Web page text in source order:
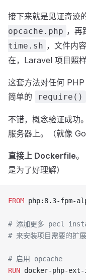
接下来就是见证奇迹
opcache.php ，再
time.sh ，文件内
在，Laravel 项目照
这套方法对任何
简单的
require()
不错，概念验证成功
服务器上。（就像
直接上 Dockerfile。
是为了好理解）
FROM php:8.3-fpm-
# 添加更多 pecl
# 来安装项目需要的扩展
# 启用 opcache
RUN docker-php-